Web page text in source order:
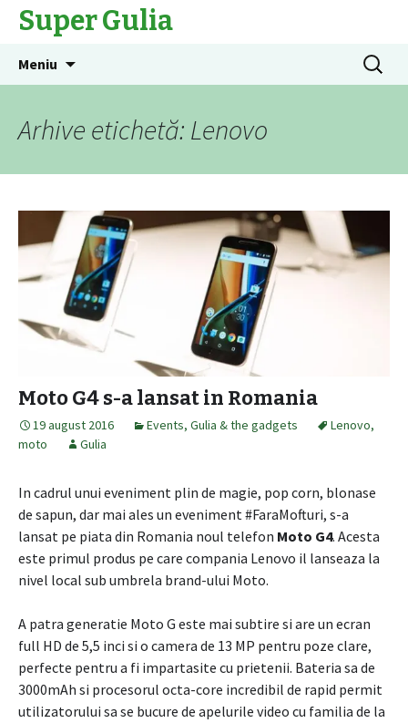
Super Gulia
Meniu
Caută
după:
Arhive etichetă: Lenovo
Moto G4 s-a lansat in Romania
19 august 2016 Events, Gulia & the gadgets Lenovo,
moto
Gulia
In cadrul unui eveniment plin de magie, pop corn, blonase
de sapun, dar mai ales un eveniment #FaraMofturi, s-a
lansat pe piata din Romania noul telefon Moto G4. Acesta
este primul produs pe care compania Lenovo il lanseaza la
nivel local sub umbrela brand-ului Moto.
A patra generatie Moto G este mai subtire si are un ecran
full HD de 5,5 inci si o camera de 13 MP pentru poze clare,
perfecte pentru a fi impartasite cu prietenii. Bateria sa de
3000mAh si procesorul octa-core incredibil de rapid permit
utilizatorului sa se bucure de apelurile video cu familia de la